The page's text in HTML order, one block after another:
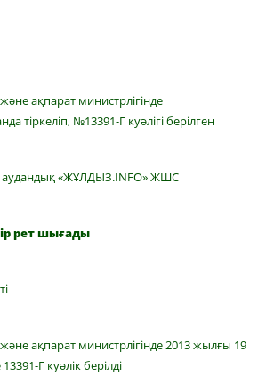
ақпарат министрлігінде
тіркеліп, №13391-Г куәлігі берілген
аудандық «ЖҰЛДЫЗ.INFO» ЖШС
рет шығады
ақпарат министрлігінде 2013 жылғы 19
Г куәлік берілді